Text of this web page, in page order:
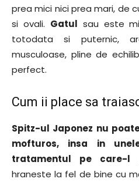
prea mici nici prea mari, de
si ovali. Gatul sau este
totodata si puternic,
musculoase, pline de
perfect.
Cum ii place sa
Spitz-ul Japonez nu
mofturos, insa in
tratamentul pe care-l
hraneste la fel de bine cu